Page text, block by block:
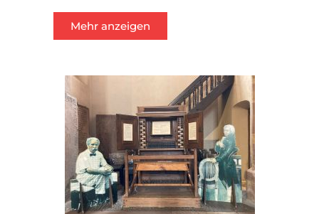
Mehr anzeigen